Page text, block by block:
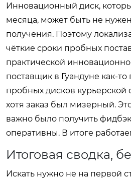
Инновационный диск,
месяца, может быть не
получения. Поэтому
чёткие сроки пробных
практической
поставщик в Гуандуне как-
пробных дисков курьерской
хотя заказ был мизерный.
важно было получить
оперативны. В итоге
Итоговая сводка,
Искать нужно не на первой